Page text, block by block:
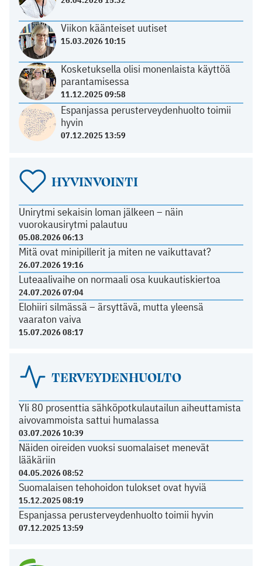
Viikon käänteiset uutiset
15.03.2026 10:15
Kosketuksella olisi monenlaista käyttöä
parantamisessa
11.12.2025 09:58
Espanjassa perusterveydenhuolto toimii
hyvin
07.12.2025 13:59
HYVINVOINTI
Unirytmi sekaisin loman jälkeen – näin
vuorokausirytmi palautuu
05.08.2026 06:13
Mitä ovat minipillerit ja miten ne vaikuttavat?
26.07.2026 19:16
Luteaalivaihe on normaali osa kuukautiskiertoa
24.07.2026 07:04
Elohiiri silmässä – ärsyttävä, mutta yleensä
vaaraton vaiva
15.07.2026 08:17
TERVEYDENHUOLTO
Yli 80 prosenttia sähköpotkulautailun aiheuttamista
aivovammoista sattui humalassa
03.07.2026 10:39
Näiden oireiden vuoksi suomalaiset menevät
lääkäriin
04.05.2026 08:52
Suomalaisen tehohoidon tulokset ovat hyviä
15.12.2025 08:19
Espanjassa perusterveydenhuolto toimii hyvin
07.12.2025 13:59